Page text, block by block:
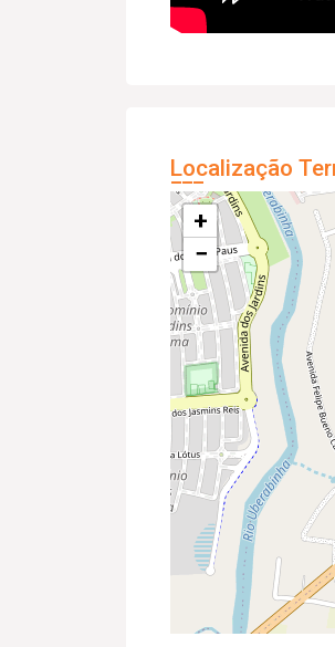
Localização
+
−